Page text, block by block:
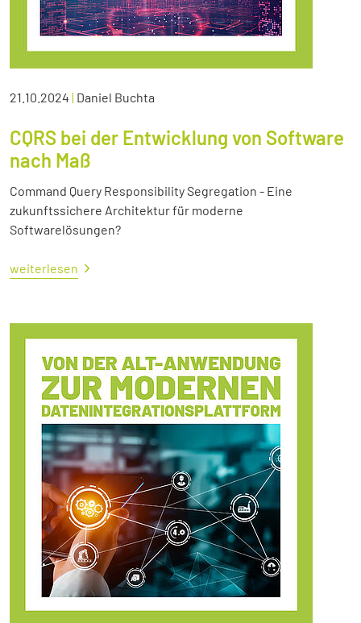
21.10.2024 | Daniel Buchta
CQRS bei der Entwicklung von Software
nach Maß
Command Query Responsibility Segregation - Eine
zukunftssichere Architektur für moderne
Softwarelösungen?
weiterlesen